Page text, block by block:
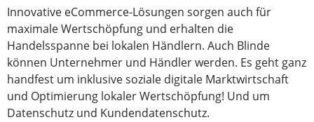
Innovative eCommerce-Lösungen sorgen auch für
maximale Wertschöpfung und erhalten die
Handelsspanne bei lokalen Händlern. Auch Blinde
können Unternehmer und Händler werden. Es geht ganz
handfest um inklusive soziale digitale Marktwirtschaft
und Optimierung lokaler Wertschöpfung! Und um
Datenschutz und Kundendatenschutz.